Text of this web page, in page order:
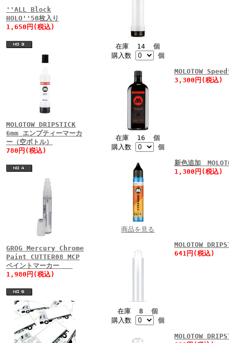
''ALL Block
HOLO''50枚入り
1,650円(税込)
MOLOTOW DRIPSTICK
6mm エンプティーマーカ
ー（空ボトル）
780円(税込)
GROG Mercury Chrome
Paint CUTTER08 MCP
ペイントマーカー
1,980円(税込)
在庫 14 個
購入数
個
在庫 16 個
購入数
個
MOLOTOW
3,300円(税込)
商品を見る
新色追加
1,300円(税込)
在庫 8 個
購入数
個
MOLOTOW
641円(税込)
MOLOTOW